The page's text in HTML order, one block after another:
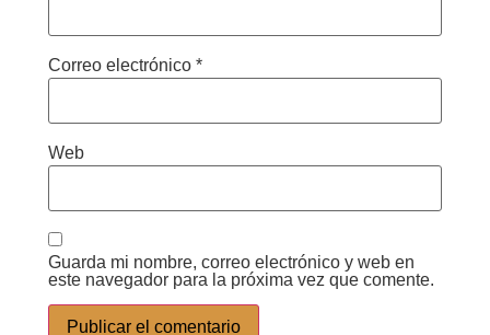
Correo electrónico *
Web
Guarda mi nombre, correo electrónico y web en
este navegador para la próxima vez que comente.